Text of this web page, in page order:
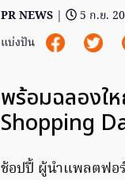
PR NEWS |
5 ก.ย.
แบ่งปัน
พร้อมฉลองใ
Shopping
ช้อปปี้ ผู้นำแพลตฟอ